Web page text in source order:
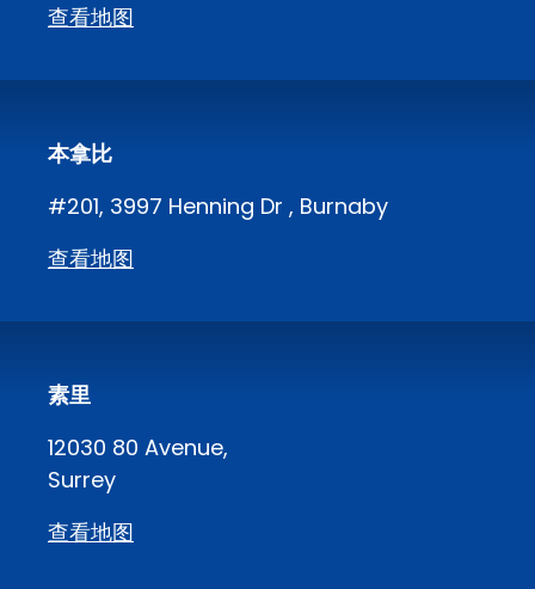
查看地图
本拿比
#201, 3997 Henning Dr , Burnaby
查看地图
素里
12030 80 Avenue,
Surrey
查看地图